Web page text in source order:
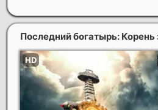
Последний богатырь: Корень